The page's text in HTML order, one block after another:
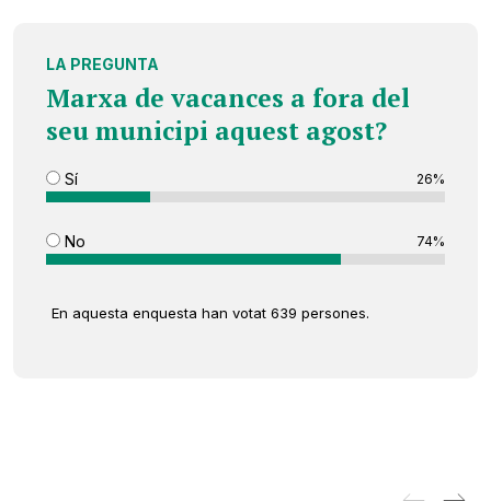
LA PREGUNTA
Marxa de vacances a fora del
seu municipi aquest agost?
Sí 26%
No 74%
En aquesta enquesta han votat 639 persones.